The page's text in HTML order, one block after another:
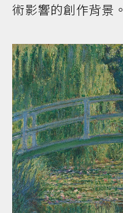
術影響的創作背景。